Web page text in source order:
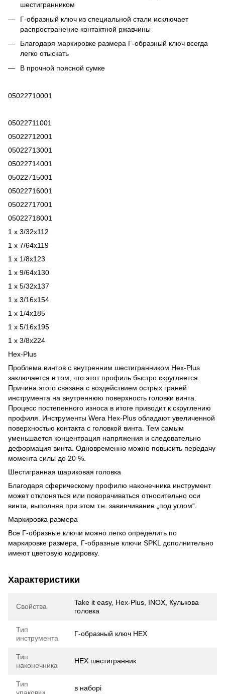
шестигранником
Г-образный ключ из специальной стали исключает
распространение контактной ржавчины
Благодаря маркировке размера Г-образный ключ всегда
легко отыскать
В прочной поясной сумке
05022710001
05022711001
05022712001
05022713001
05022714001
05022715001
05022716001
05022717001
05022718001
1 x 3/32x112
1 x 7/64x119
1 x 1/8x123
1 x 9/64x130
1 x 5/32x137
1 x 3/16x154
1 x 1/4x185
1 x 5/16x195
1 x 3/8x224
Hex-Plus
Проблема винтов с внутренним шестигранником Hex-Plus
заключается в том, что этот профиль быстро скругляется.
Причина этого связана с воздействием острых граней
инструмента на внутреннюю поверхность головки винта.
Процесс постепенного износа в итоге приводит к скруглению
профиля. Инструменты Wera Hex-Plus обладают увеличенной
поверхностью контакта с головкой винта. Тем самым
уменьшается концентрация напряжения и следовательно
деформация винта. Одновременно можно повысить передачу
момента силы до 20 %.
Шестигранная шариковая головка
Благодаря сферическому профилю наконечника инструмент
может отклоняться или поворачиваться относительно оси
винта, выполняя при этом т.н. завинчивание „под углом“.
Маркировка размера
Все Г-образные ключи можно легко определить по
маркировке размера, Г-образные ключи SPKL дополнительно
имеют цветовую кодировку.
Характеристики
Свойства
Take it easy, Hex-Plus, INOX, Кулькова
головка
Тип
инструмента
Г-образный ключ HEX
Тип
наконечника
HEX шестигранник
Тип
в наборі